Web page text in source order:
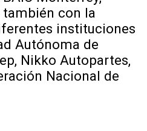
también con la
instituciones
Autónoma de
Nikko Autopartes,
Nacional de